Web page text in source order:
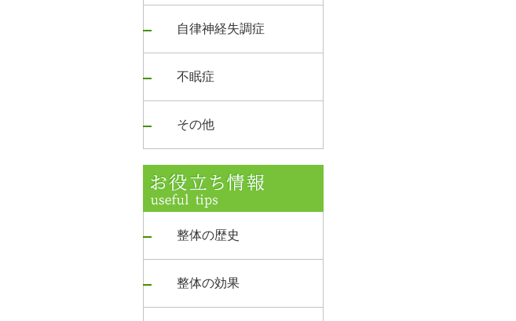
自律神経失調症
不眠症
その他
整体の歴史
整体の効果